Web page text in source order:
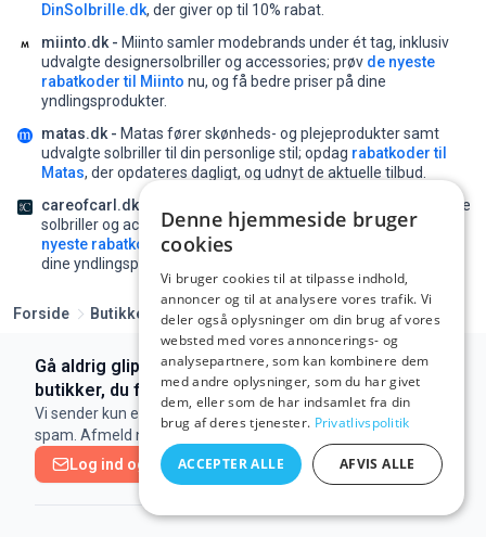
DinSolbrille.dk, der giver op til 10% rabat.
miinto.dk - Miinto samler modebrands under ét tag, inklusiv
udvalgte designersolbriller og accessories; prøv de nyeste
rabatkoder til Miinto nu, og få bedre priser på dine
yndlingsprodukter.
matas.dk - Matas fører skønheds- og plejeprodukter samt
udvalgte solbriller til din personlige stil; opdag rabatkoder til
Matas, der opdateres dagligt, og udnyt de aktuelle tilbud.
careofcarl.dk -
Care of Carl kombinerer herretøj med udvalgte
solbriller og accessories til den moderne garderobe;prøv
nyeste rabatkoder til Care of Carl
dine yndlingsprodukter.
Forside Butikker SmartBuyGlasses
Gå aldrig glip af et tilbud eller en rabatkode fra de
butikker, du følger
Vi sender kun en e-mail, når der er en ny kampagne. Ingen
spam. Afmeld når som helst.
Log ind og tilmeld dig
Denne hjemmeside bruger
cookies
Vi bruger cookies til at tilpasse indhold,
annoncer og til at analysere vores trafik. Vi
deler også oplysninger om din brug af vores
websted med vores annoncerings- og
analysepartnere, som kan kombinere dem
med andre oplysninger, som du har givet
dem, eller som de har indsamlet fra din
brug af deres tjenester. Privatlivspolitik
ACCEPTER ALLE AFVIS ALLE